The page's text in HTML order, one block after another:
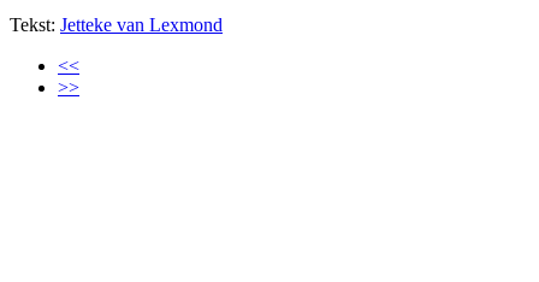
Tekst: Jetteke van Lexmond
<<
>>